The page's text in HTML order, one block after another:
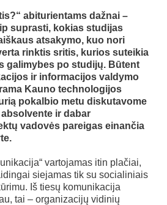
abiturientams dažnai –
suprasti, kokias studijas
atsakymo, kuo nori
rinktis sritis, kurios suteikia
galimybes po studijų. Būtent
ir informacijos valdymo
Kauno technologijos
pokalbio metu diskutavome
ir dabar
vadovės pareigas einančia
vartojamas itin plačiai,
siejamas tik su socialiniais
Iš tiesų komunikacija
tai – organizacijų vidinių